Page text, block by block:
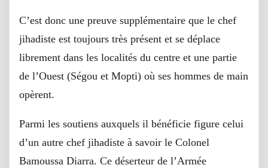
C’est donc une preuve supplémentaire que le chef
jihadiste est toujours très présent et se déplace
librement dans les localités du centre et une partie
de l’Ouest (Ségou et Mopti) où ses hommes de main
opèrent.
Parmi les soutiens auxquels il bénéficie figure celui
d’un autre chef jihadiste à savoir le Colonel
Bamoussa Diarra. Ce déserteur de l’Armée